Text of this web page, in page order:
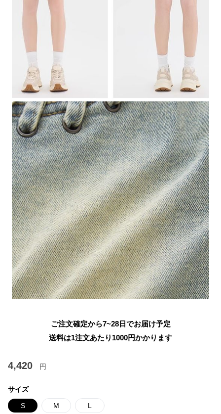
ご注文確定から7~28日でお届け予定
送料は1注文あたり 1000円かかります
4,420 円
サイズ
S M L